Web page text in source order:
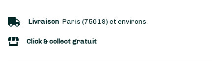
Livraison Paris (75019) et environs
Click & collect gratuit